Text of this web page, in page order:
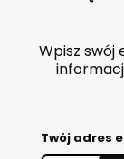
Wpisz swój
Twój adres